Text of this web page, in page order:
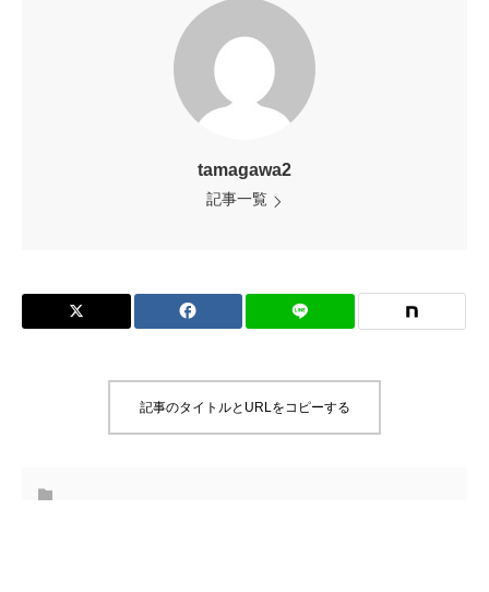
tamagawa2
記事一覧
記事のタイトルとURLをコピーする